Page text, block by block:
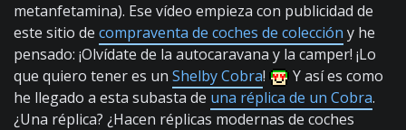
metanfetamina). Ese vídeo empieza con publicidad de
este sitio de compraventa de coches de colección y he
pensado: ¡Olvídate de la autocaravana y la camper! ¡Lo
que quiero tener es un Shelby Cobra!
Y así es como
he llegado a esta subasta de una réplica de un Cobra.
¿Una réplica? ¿Hacen réplicas modernas de coches